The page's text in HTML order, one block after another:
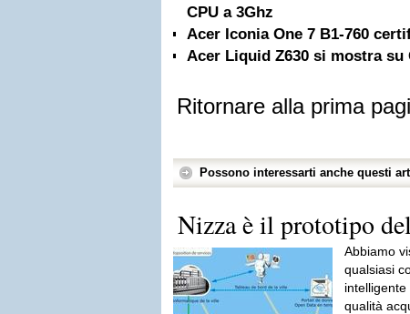
CPU a 3Ghz
Acer Iconia One 7 B1-760
Acer Liquid Z630 si mostra su
Ritornare alla prima
Possono interessarti anche questi
Nizza è il prototipo
Abbiamo
qualsiasi
qualità